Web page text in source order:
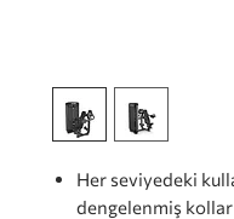
Her seviyedeki
dengelenmiş kollar